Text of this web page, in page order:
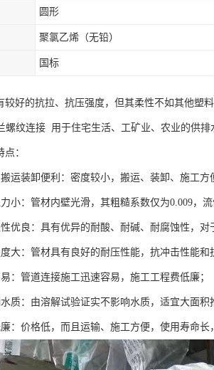
圆形
聚氯乙烯（无铅）
国标
较好的抗拉、抗压强度，但其柔性不如其他塑
螺纹连接 用于住宅生活、工矿业、农业的供
：
运装卸便利：密度较小，搬运、装卸、施工方
小：管材内壁光滑，其粗糙系数仅为0.009，
优良：具有优异的耐酸、耐碱、耐腐蚀性，对
大：管材具有良好的耐压性能，抗冲击性能和
：管道连接施工迅速容易，施工工程费低廉；
质：由溶解试验证实不影响水质，适宜大面积
：价格低，而且运输、施工方便，使用寿命长